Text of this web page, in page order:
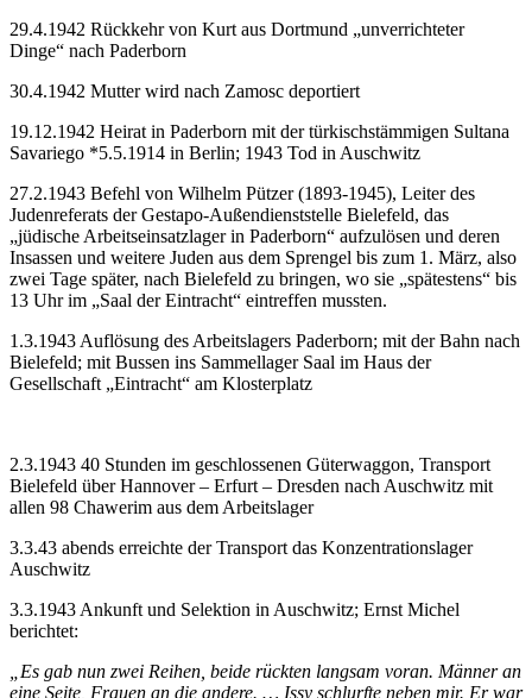
29.4.1942 Rückkehr von Kurt aus Dortmund „unverrichteter
Dinge“ nach Paderborn
30.4.1942 Mutter wird nach Zamosc deportiert
19.12.1942 Heirat in Paderborn mit der türkischstämmigen Sultana
Savariego *5.5.1914 in Berlin; 1943 Tod in Auschwitz
27.2.1943 Befehl von Wilhelm Pützer (1893-1945), Leiter des
Judenreferats der Gestapo-Außendienststelle Bielefeld, das
„jüdische Arbeitseinsatzlager in Paderborn“ aufzulösen und deren
Insassen und weitere Juden aus dem Sprengel bis zum 1. März, also
zwei Tage später, nach Bielefeld zu bringen, wo sie „spätestens“ bis
13 Uhr im „Saal der Eintracht“ eintreffen mussten.
1.3.1943 Auflösung des Arbeitslagers Paderborn; mit der Bahn nach
Bielefeld; mit Bussen ins Sammellager Saal im Haus der
Gesellschaft „Eintracht“ am Klosterplatz
2.3.1943 40 Stunden im geschlossenen Güterwaggon, Transport
Bielefeld über Hannover – Erfurt – Dresden nach Auschwitz mit
allen 98 Chawerim aus dem Arbeitslager
3.3.43 abends erreichte der Transport das Konzentrationslager
Auschwitz
3.3.1943 Ankunft und Selektion in Auschwitz; Ernst Michel
berichtet:
„Es gab nun zwei Reihen, beide rückten langsam voran. Männer an
eine Seite, Frauen an die andere. … Issy schlurfte neben mir. Er war